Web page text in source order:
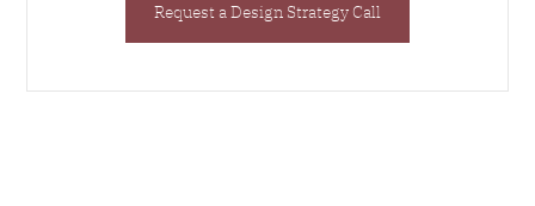
Request a Design Strategy Call